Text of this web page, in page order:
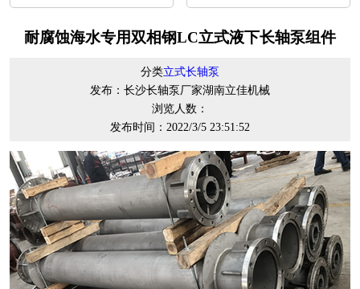
耐腐蚀海水专用双相钢LC立式液下长轴泵组件
分类立式长轴泵
发布：长沙长轴泵厂家湖南立佳机械
浏览人数：
发布时间：2022/3/5 23:51:52